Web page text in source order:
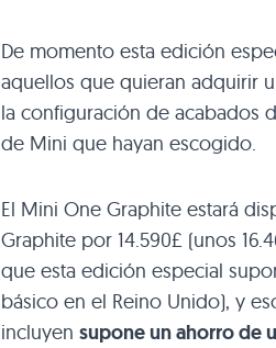
De momento esta edición
aquellos que quieran adquirir
la configuración de acabados
de Mini que hayan escogido.
El Mini One Graphite estará
Graphite por 14.590£ (unos
que esta edición especial
básico en el Reino Unido), y
incluyen supone un ahorro de